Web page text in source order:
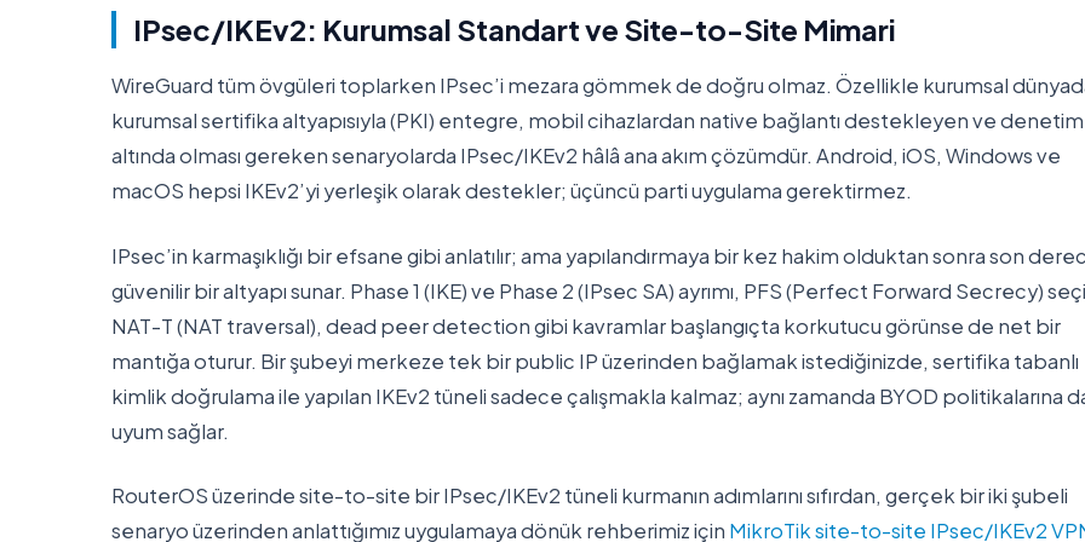
IPsec/IKEv2: Kurumsal Standart ve Site-to-Site Mimari
WireGuard tüm övgüleri toplarken IPsec’i mezara gömmek de doğru olmaz. Özellikle kurumsal
kurumsal sertifika altyapısıyla (PKI) entegre, mobil cihazlardan native bağlantı destekleyen ve denetim
altında olması gereken senaryolarda IPsec/IKEv2 hâlâ ana akım çözümdür. Android, iOS, Windows ve
macOS hepsi IKEv2’yi yerleşik olarak destekler; üçüncü parti uygulama gerektirmez.
IPsec’in karmaşıklığı bir efsane gibi anlatılır; ama yapılandırmaya bir kez hakim olduktan sonra son
güvenilir bir altyapı sunar. Phase 1 (IKE) ve Phase 2 (IPsec SA) ayrımı, PFS (Perfect Forward Secrecy)
NAT-T (NAT traversal), dead peer detection gibi kavramlar başlangıçta korkutucu görünse de net bir
mantığa oturur. Bir şubeyi merkeze tek bir public IP üzerinden bağlamak istediğinizde, sertifika tabanlı
kimlik doğrulama ile yapılan IKEv2 tüneli sadece çalışmakla kalmaz; aynı zamanda BYOD politikalarına
uyum sağlar.
RouterOS üzerinde site-to-site bir IPsec/IKEv2 tüneli kurmanın adımlarını sıfırdan, gerçek bir iki şubeli
senaryo üzerinden anlattığımız uygulamaya dönük rehberimiz için MikroTik site-to-site IPsec/IKEv2